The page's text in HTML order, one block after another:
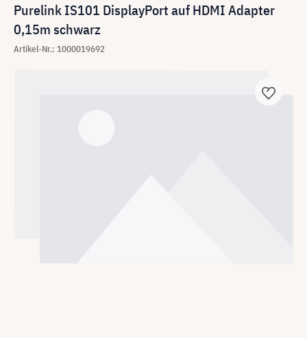
Purelink IS101 DisplayPort auf HDMI Adapter
0,15m schwarz
Artikel-Nr.: 1000019692